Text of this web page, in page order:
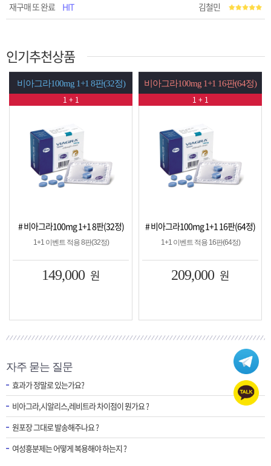
재구매 또 완료 HIT 김철민
인기추천상품
1+1 8판(32정)
1+1 8판(32정)
적용 8판(32정)
비아그라100mg 1+1 16판(64정)
# 비아그라100mg 1+1 16판(64정)
1+1 이벤트 적용 16판(64정)
원
시알리스
# 시알리스
1+1 이벤트
자주 묻는 질문
효과가 정말로 있는가요?
비아그라,시알리스,레비트라 차이점이 뭔가요 ?
원포장 그대로 발송해주나요 ?
여성흥분제는 어떻게 복용해야 하는지 ?